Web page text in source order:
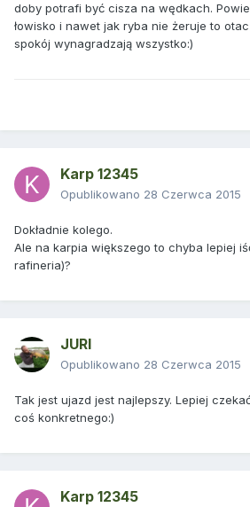
doby potrafi być cisza na wędkach.
łowisko i nawet jak ryba nie żeruje to
spokój wynagradzają wszystko:)
Karp 12345
Opublikowano 28 Czerwca 2015
Dokładnie kolego.
Ale na karpia większego to chyba lepiej
rafineria)?
JURI
Opublikowano 28 Czerwca 2015
Tak jest ujazd jest najlepszy. Lepiej
coś konkretnego:)
Karp 12345